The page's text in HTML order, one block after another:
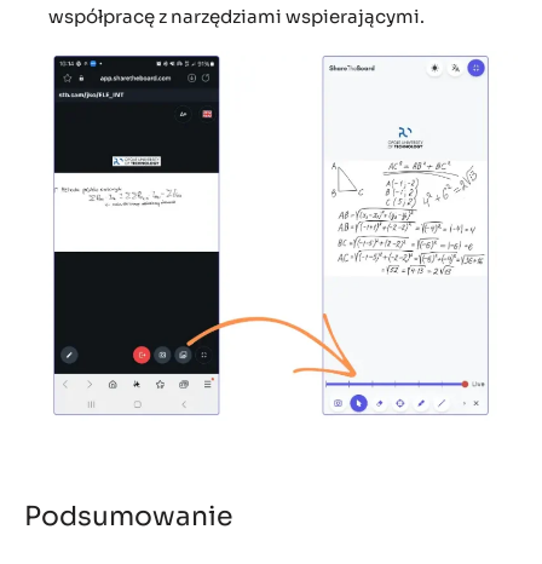
współpracę z narzędziami wspierającymi.
Podsumowanie